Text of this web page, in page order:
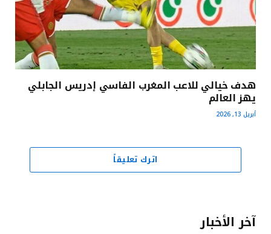
هدف خيالي للاعب المغرب الفاسي إدريس الجابلي
يهز العالم
أبريل 13, 2026
اترك تعليقاً
آخر الأخبار